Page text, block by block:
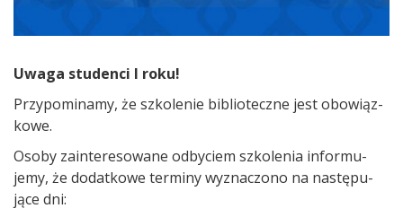
Uwaga stu­denci I roku!
Przy­po­mi­namy, że szko­le­nie biblio­teczne jest obo­wiąz­
kowe.
Osoby zain­te­re­so­wane odby­ciem szko­le­nia infor­mu­
jemy, że dodat­kowe ter­miny wyzna­czono na nastę­pu­
jące dni: